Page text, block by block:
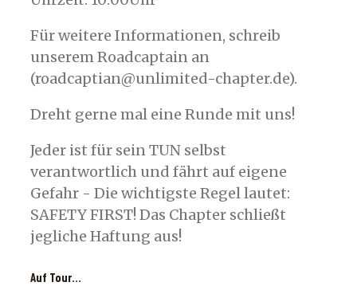
Für weitere Informationen, schreib
unserem Roadcaptain an
(roadcaptian@unlimited-chapter.de).
Dreht gerne mal eine Runde mit uns!
Jeder ist für sein TUN selbst
verantwortlich und fährt auf eigene
Gefahr - Die wichtigste Regel lautet:
SAFETY FIRST! Das Chapter schließt
jegliche Haftung aus!
Auf Tour...